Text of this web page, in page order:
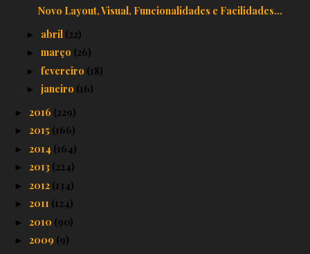
Novo Layout, Visual, Funcionalidades e Facilidades...
► abril (22)
► março (26)
► fevereiro (18)
► janeiro (16)
► 2016 (229)
► 2015 (166)
► 2014 (164)
► 2013 (224)
► 2012 (134)
► 2011 (124)
► 2010 (90)
► 2009 (9)